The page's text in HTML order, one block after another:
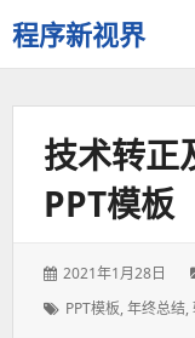
程序新视界
开
启
技术转正
PPT模板
发
于：
2021年1月28日
标
PPT模板,年终总结,